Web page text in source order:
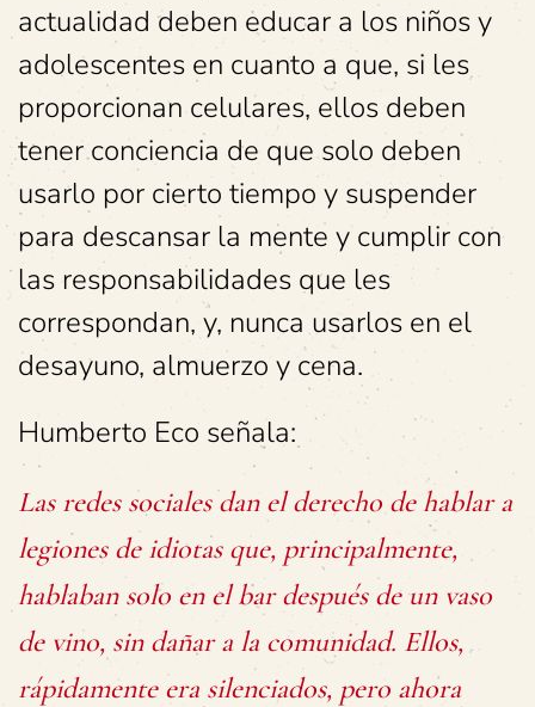
actualidad deben educar a los niños y
adolescentes en cuanto a que, si les
proporcionan celulares, ellos deben
tener conciencia de que solo deben
usarlo por cierto tiempo y suspender
para descansar la mente y cumplir con
las responsabilidades que les
correspondan, y, nunca usarlos en el
desayuno, almuerzo y cena.
Humberto Eco señala:
Las redes sociales dan el derecho de hablar a
legiones de idiotas que, principalmente,
hablaban solo en el bar después de un vaso
de vino, sin dañar a la comunidad. Ellos,
rápidamente era silenciados, pero ahora